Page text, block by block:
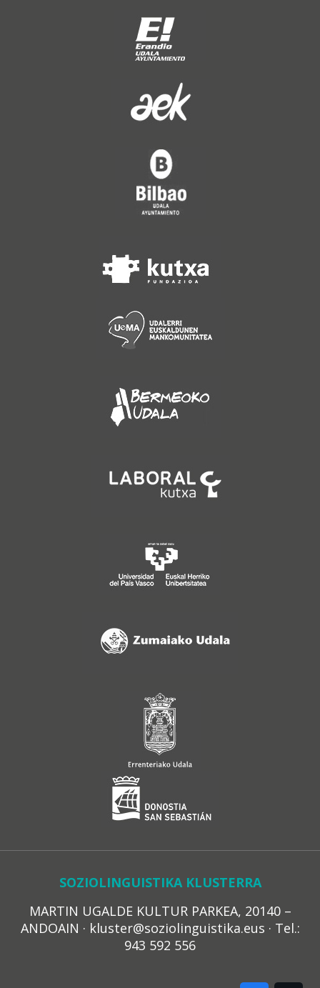
SOZIOLINGUISTIKA KLUSTERRA
MARTIN UGALDE KULTUR PARKEA, 20140 –
ANDOAIN · kluster@soziolinguistika.eus · Tel.:
943 592 556